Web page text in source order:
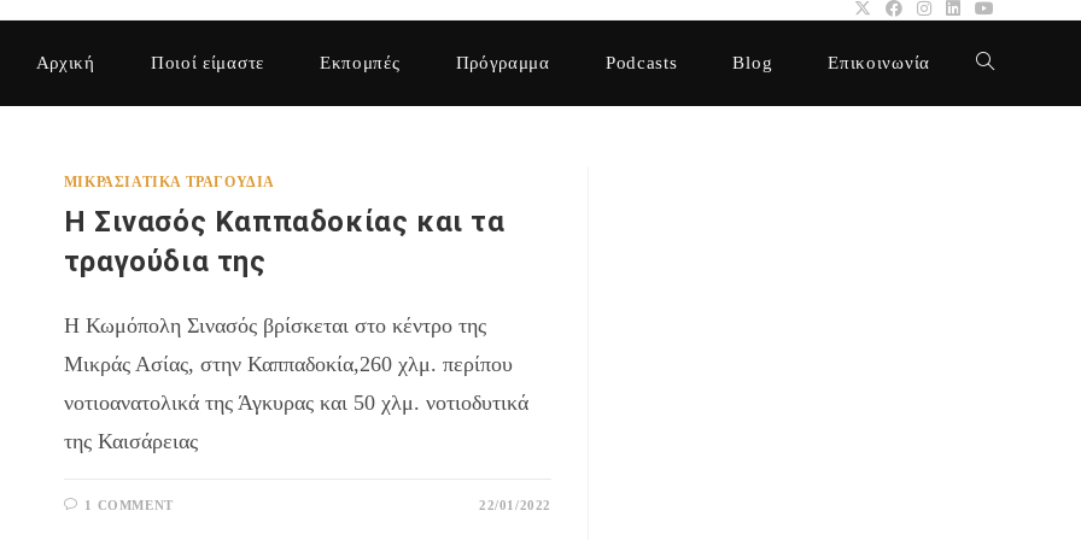
Αρχική Ποιοί είμαστε Εκπομπές Πρόγραμμα Podcasts Blog Επικοινωνία Toggle
ΜΙΚΡΑΣΙΆΤΙΚΑ ΤΡΑΓΟΎΔΙΑ
Η Σινασός Καππαδοκίας και τα
τραγούδια της
Η Κωμόπολη Σινασός βρίσκεται στο κέντρο της
Μικράς Ασίας, στην Καππαδοκία,260 χλμ. περίπου
νοτιοανατολικά της Άγκυρας και 50 χλμ. νοτιοδυτικά
της Καισάρειας
1 COMMENT 22/01/2022